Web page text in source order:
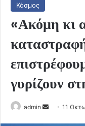
Κόσμος
«Ακόμη κι
γυρίζουν
admin
Send11